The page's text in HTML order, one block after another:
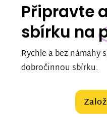
Připravte
sbírku na
Rychle a bez
dobročinnou sbírku.